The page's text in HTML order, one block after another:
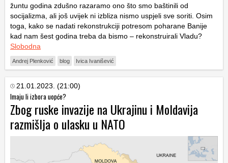
žuntu godina zdušno razaramo ono što smo baštinili od
socijalizma, ali još uvijek ni izbliza nismo uspjeli sve soriti. Osim
toga, kako se nadati rekonstrukciji potresom poharane Banije
kad nam šest godina treba da bismo – rekonstruirali Vladu?
Slobodna
Andrej Plenković blog Ivica Ivanišević
21.01.2023. (21:00)
Imaju li izbora uopće?
Zbog ruske invazije na Ukrajinu i Moldavija
razmišlja o ulasku u NATO